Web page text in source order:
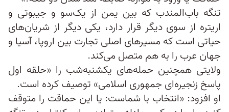
تنگه باب‌المندب که بین یمن از یک‌سو و جیبوتی و
اریتره از سوی دیگر قرار دارد، یکی دیگر از شریان‌های
حیاتی است که مسیرهای اصلی تجارت بین اروپا، آسیا و
جهان عرب را به هم متصل می‌کند.
ولایتی همچنین حمله‌های یکشنبه‌شب را «حلقه اول
پاسخ زنجیره‌ای جمهوری اسلامی» توصیف کرده است.
او افزود: «انتخاب با شماست: یا این حماقت را متوقف